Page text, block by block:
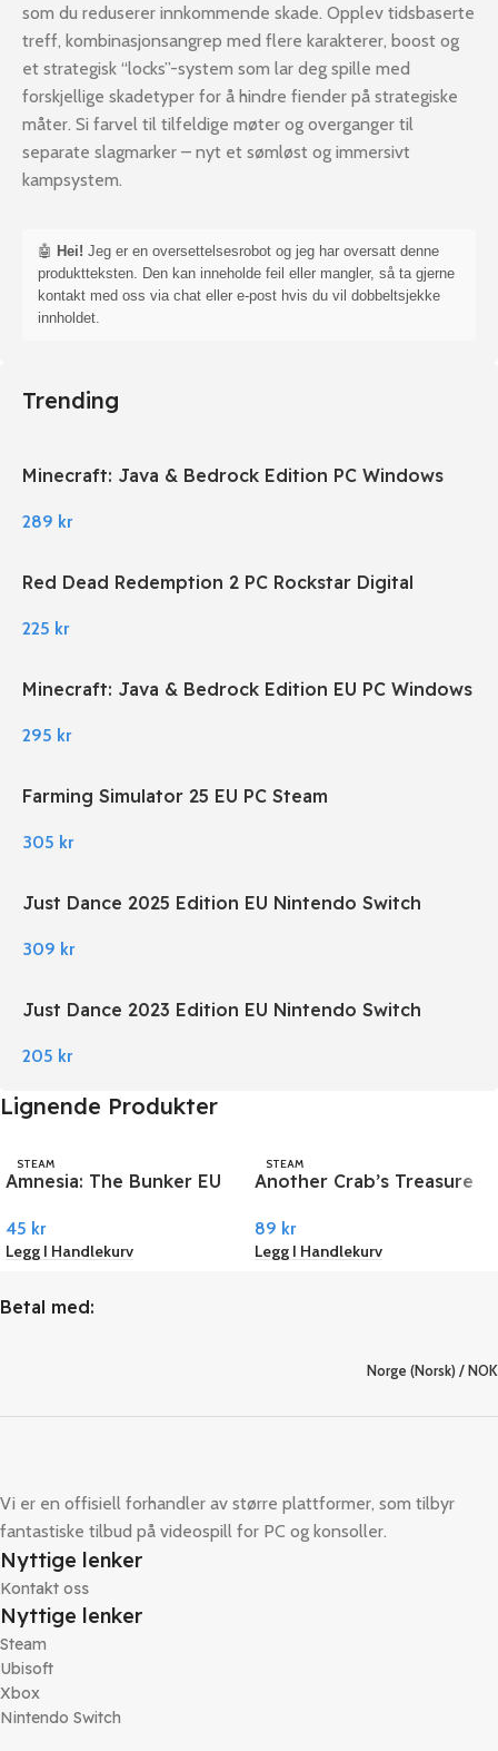
som du reduserer innkommende skade. Opplev tidsbaserte
treff, kombinasjonsangrep med flere karakterer, boost og
et strategisk “locks”-system som lar deg spille med
forskjellige skadetyper for å hindre fiender på strategiske
måter. Si farvel til tilfeldige møter og overganger til
separate slagmarker – nyt et sømløst og immersivt
kampsystem.
🤖 Hei! Jeg er en oversettelsesrobot og jeg har oversatt denne
produktteksten. Den kan inneholde feil eller mangler, så ta gjerne
kontakt med oss via chat eller e-post hvis du vil dobbeltsjekke
innholdet.
Trending
Minecraft: Java & Bedrock Edition PC Windows
289 kr
Red Dead Redemption 2 PC Rockstar Digital
225 kr
Minecraft: Java & Bedrock Edition EU PC Windows
295 kr
Farming Simulator 25 EU PC Steam
305 kr
Just Dance 2025 Edition EU Nintendo Switch
309 kr
Just Dance 2023 Edition EU Nintendo Switch
205 kr
Lignende Produkter
STEAM
Amnesia: The Bunker EU
45 kr
Legg I Handlekurv
STEAM
Another Crab’s Treasure
89 kr
Legg I Handlekurv
Betal med:
Norge (Norsk) / NOK
Vi er en offisiell forhandler av større plattformer, som tilbyr
fantastiske tilbud på videospill for PC og konsoller.
Nyttige lenker
Kontakt oss
Nyttige lenker
Steam
Ubisoft
Xbox
Nintendo Switch